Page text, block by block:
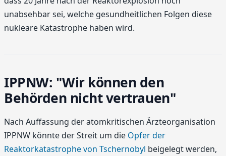
unabsehbar sei, welche gesundheitlichen Folgen diese
nukleare Katastrophe haben wird.
IPPNW: "Wir können den
Behörden nicht vertrauen"
Nach Auffassung der atomkritischen Ärzteorganisation
IPPNW könnte der Streit um die Opfer der
Reaktorkatastrophe von Tschernobyl beigelegt werden,